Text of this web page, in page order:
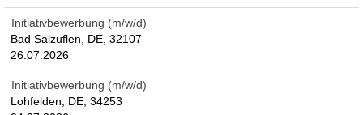
Initiativbewerbung (m/w/d)
Bad Salzuflen, DE, 32107
26.07.2026
Initiativbewerbung (m/w/d)
Lohfelden, DE, 34253